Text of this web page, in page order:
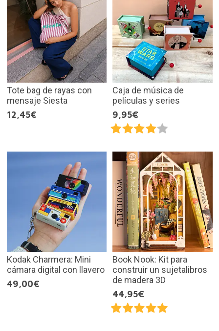
Tote bag de rayas con
mensaje Siesta
12,45€
Caja de música de
películas y series
9,95€
Kodak Charmera: Mini
cámara digital con llavero
49,00€
Book Nook: Kit para
construir un sujetalibros
de madera 3D
44,95€